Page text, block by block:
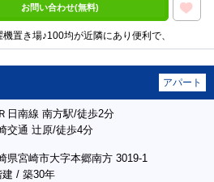
お問い合わせ(無料)
置き場♪100均が近隣にあり便利で、
アパート
日南線 南方駅/徒歩2分
交通 辻原/徒歩4分
県宮崎市大字本郷南方 3019-1
建 / 築30年